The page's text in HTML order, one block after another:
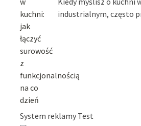
industrialnym, często
System reklamy Test